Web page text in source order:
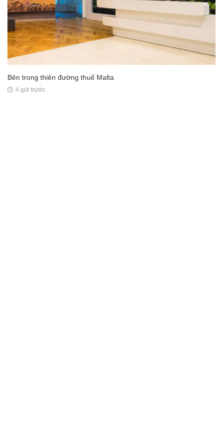
Bên trong thiên đường thuế Malta
4 giờ trước